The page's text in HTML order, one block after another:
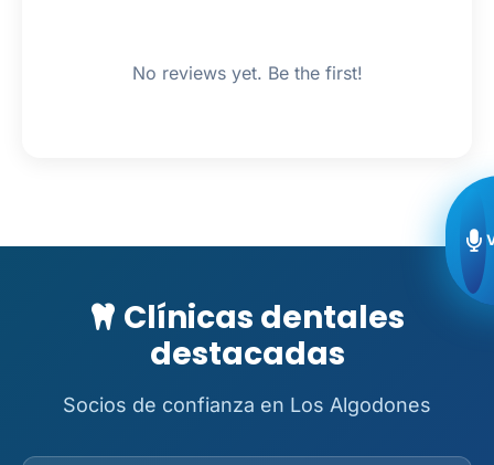
No reviews yet. Be the first!
Clínicas dentales
destacadas
Socios de confianza en Los Algodones